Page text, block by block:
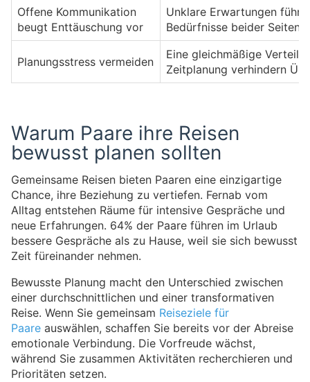
Offene Kommunikation
beugt Enttäuschung vor
Unklare Erwartungen
Bedürfnisse beider Seiten
Planungsstress vermeiden
Eine gleichmäßige
Zeitplanung verhindern
Warum Paare ihre Reisen
bewusst planen sollten
Gemeinsame Reisen bieten Paaren eine einzigartige
Chance, ihre Beziehung zu vertiefen. Fernab vom
Alltag entstehen Räume für intensive Gespräche und
neue Erfahrungen. 64% der Paare führen im Urlaub
bessere Gespräche als zu Hause, weil sie sich bewusst
Zeit füreinander nehmen.
Bewusste Planung macht den Unterschied zwischen
einer durchschnittlichen und einer transformativen
Reise. Wenn Sie gemeinsam Reiseziele für
Paare auswählen, schaffen Sie bereits vor der Abreise
emotionale Verbindung. Die Vorfreude wächst,
während Sie zusammen Aktivitäten recherchieren und
Prioritäten setzen.